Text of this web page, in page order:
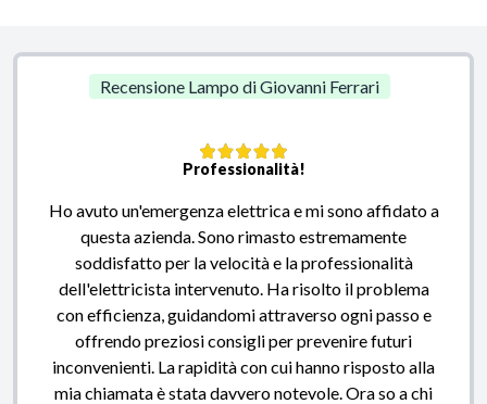
Recensione Lampo di Giovanni Ferrari
Professionalità!
Ho avuto un'emergenza elettrica e mi sono affidato a
questa azienda. Sono rimasto estremamente
soddisfatto per la velocità e la professionalità
dell'elettricista intervenuto. Ha risolto il problema
con efficienza, guidandomi attraverso ogni passo e
offrendo preziosi consigli per prevenire futuri
inconvenienti. La rapidità con cui hanno risposto alla
mia chiamata è stata davvero notevole. Ora so a chi